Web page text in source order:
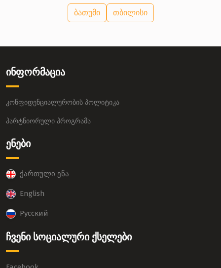
ბათუმი თბილისი
ინფორმაცია
კონფიდენციალურობის პოლიტიკა
პარტნიორული პროგრამა
ენები
ქართული ენა
English
Русский
ჩვენი სოციალური ქსელები